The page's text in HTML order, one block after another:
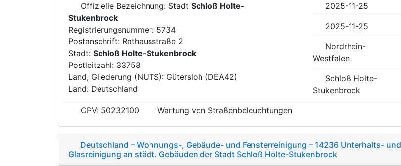
Offizielle Bezeichnung: Stadt Schloß Holte-
Stukenbrock
Registrierungsnummer: 5734
Postanschrift: Rathausstraße 2
Stadt: Schloß Holte-Stukenbrock
Postleitzahl: 33758
Land, Gliederung (NUTS): Gütersloh (DEA42)
Land: Deutschland
2025-11-25
2025-11-25
Nordrhein-
Westfalen
Schloß Holte-
Stukenbrock
CPV: 50232100 Wartung von Straßenbeleuchtungen
Deutschland – Wohnungs-, Gebäude- und Fensterreinigung – 14236 Unterhalts- und
Glasreinigung an städt. Gebäuden der Stadt Schloß Holte-Stukenbrock